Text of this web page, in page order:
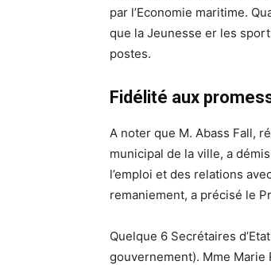
par l’Economie maritime.
que la Jeunesse er les
postes.
Fidélité aux
A noter que M. Abass Fall,
municipal de la ville, a
l’emploi et des relations
remaniement, a précisé le
Quelque 6 Secrétaires
gouvernement). Mme Marie